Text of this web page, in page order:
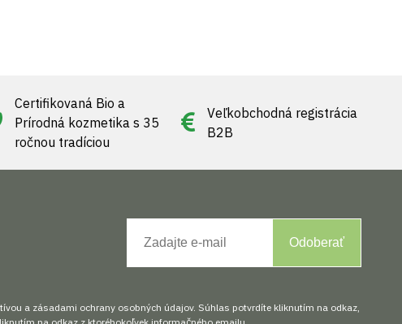
Certifikovaná Bio a
Prírodná kozmetika s 35
ročnou tradíciou
Veľkobchodná registrácia
B2B
Odoberať
a zásadami ochrany osobných údajov. Súhlas potvrdíte kliknutím na odkaz,